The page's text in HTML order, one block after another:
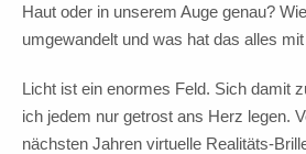
Haut oder in unserem Auge genau?
umgewandelt und was hat das alles
Licht ist ein enormes Feld. Sich damit
ich jedem nur getrost ans Herz legen.
nächsten Jahren virtuelle Realitäts-